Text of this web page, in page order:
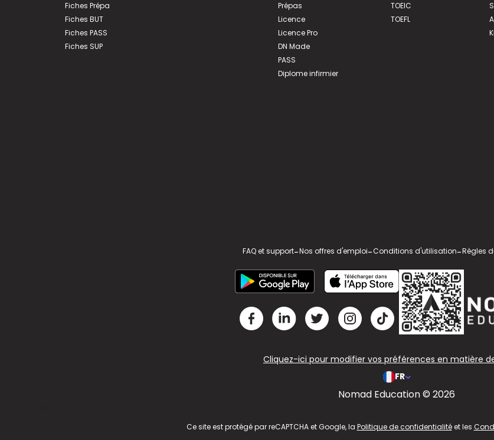
Fiches Prépa
Fiches BUT
Fiches PASS
Fiches SUP
Prépas
Licence
Licence Pro
DN Made
PASS
Diplome infirmier
TOEIC
TOEFL
FAQ et support-Nos offres d'emploi-Conditions d'utilisation-Règles
Cliquez-ici pour modifier vos préférences en matière
FR
Nomad Education © 2026
Ce site est protégé par reCAPTCHA et Google, la Politique de confidentialitéet les